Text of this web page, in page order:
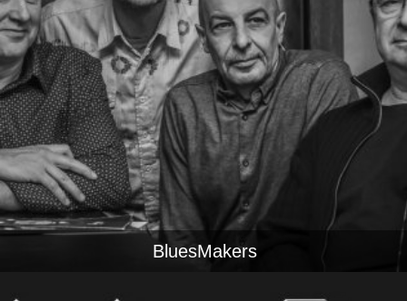
BluesMakers